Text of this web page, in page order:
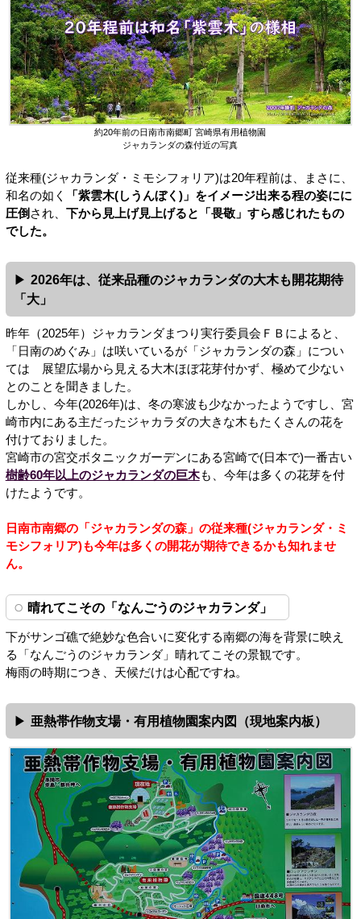
約20年前の日南市南郷町 宮崎県有用植物園
ジャカランダの森付近の写真
従来種(ジャカランダ・ミモシフォリア)は20年程前は、まさに、
和名の如く
「紫雲木(しうんぼく)」をイメージ出来る程の姿にに
圧倒 され、 下から見上げ見上げると「畏敬」すら感じれたもの
でした。
2026年は、従来品種のジャカランダの大木も開花期待
「大」
昨年（2025年）ジャカランダまつり実行委員会ＦＢによると、
「日南のめぐみ」は咲いているが「ジャカランダの森」につい
ては 展望広場から見える大木ほぼ花芽付かず、極めて少ない
とのことを聞きました。
しかし、今年(2026年)は、冬の寒波も少なかったようですし、宮
崎市内にある主だったジャカラダの大きな木もたくさんの花を
付けておりました。
宮崎市の宮交ボタニックガーデンにある宮崎で(日本で)一番古い
樹齢60年以上のジャカランダの巨木も、今年は多くの花芽を付
けたようです。
日南市南郷の「ジャカランダの森」の従来種(ジャカランダ・ミ
モシフォリア)も今年は多くの開花が期待できるかも知れませ
ん。
晴れてこその「なんごうのジャカランダ」
下がサンゴ礁で絶妙な色合いに変化する南郷の海を背景に映え
る「なんごうのジャカランダ」晴れてこその景観です。
梅雨の時期につき、天候だけは心配ですね。
亜熱帯作物支場・有用植物園案内図（現地案内板）